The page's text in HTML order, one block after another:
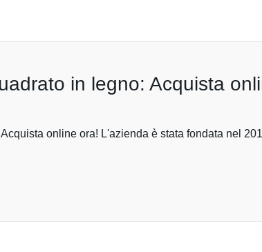
in legno: Acquista
online ora! L'azienda è stata fondata nel